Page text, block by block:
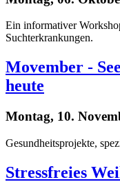
Ein informativer
Suchterkrankungen.
Movember -
heute
Montag, 10.
Gesundheitsprojekte,
Stressfreies